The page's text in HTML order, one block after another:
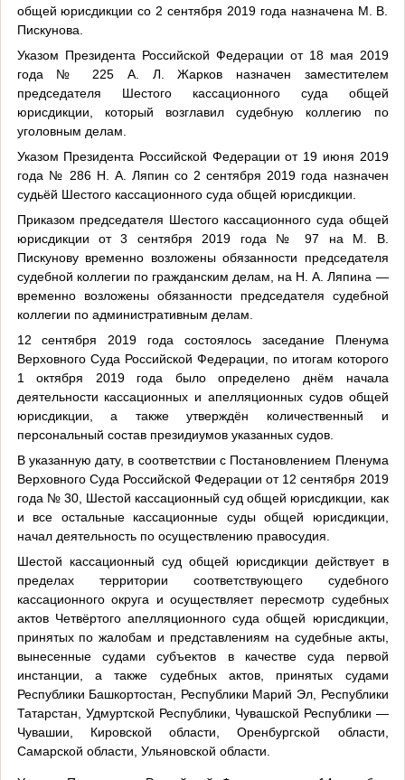
общей юрисдикции со 2 сентября 2019 года назначена М. В.
Пискунова.
Указом Президента Российской Федерации от 18 мая 2019
года № 225 А. Л. Жарков назначен заместителем
председателя Шестого кассационного суда общей
юрисдикции, который возглавил судебную коллегию по
уголовным делам.
Указом Президента Российской Федерации от 19 июня 2019
года № 286 Н. А. Ляпин со 2 сентября 2019 года назначен
судьёй Шестого кассационного суда общей юрисдикции.
Приказом председателя Шестого кассационного суда общей
юрисдикции от 3 сентября 2019 года № 97 на М. В.
Пискунову временно возложены обязанности председателя
судебной коллегии по гражданским делам, на Н. А. Ляпина —
временно возложены обязанности председателя судебной
коллегии по административным делам.
12 сентября 2019 года состоялось заседание Пленума
Верховного Суда Российской Федерации, по итогам которого
1 октября 2019 года было определено днём начала
деятельности кассационных и апелляционных судов общей
юрисдикции, а также утверждён количественный и
персональный состав президиумов указанных судов.
В указанную дату, в соответствии с Постановлением Пленума
Верховного Суда Российской Федерации от 12 сентября 2019
года № 30, Шестой кассационный суд общей юрисдикции, как
и все остальные кассационные суды общей юрисдикции,
начал деятельность по осуществлению правосудия.
Шестой кассационный суд общей юрисдикции действует в
пределах территории соответствующего судебного
кассационного округа и осуществляет пересмотр судебных
актов Четвёртого апелляционного суда общей юрисдикции,
принятых по жалобам и представлениям на судебные акты,
вынесенные судами субъектов в качестве суда первой
инстанции, а также судебных актов, принятых судами
Республики Башкортостан, Республики Марий Эл, Республики
Татарстан, Удмуртской Республики, Чувашской Республики —
Чувашии, Кировской области, Оренбургской области,
Самарской области, Ульяновской области.